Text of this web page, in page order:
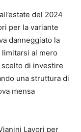
del 2024
per la variante
danneggiato la
al mero
di investire
una struttura di
mensa
Lavori per